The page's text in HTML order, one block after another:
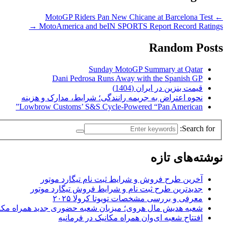
←
MotoAmerica and beIN SPORTS Report Record Ratings
→
Random Posts
Sunday MotoGP Summary at Qatar
Dani Pedrosa Runs Away with the Spanish GP
قیمت بنزین در ایران (1404)
نحوه اعتراض به جریمه رانندگی؛ شرایط، مدارک و هزینه
Lowbrow Customs’ S&S Cycle-Powered “Pan American”
Search for:
نوشته‌های تازه
آخرین طرح فروش و شرایط ثبت نام تیگارد موتور
جدیدترین طرح ثبت نام و شرایط فروش تیگارد موتور
معرفی و بررسی مشخصات تویوتا کرولا ۲۰۲۵
شعبه هدیش مال هروی؛ میزبان شعبه حضوری جدید همراه
افتتاح شعبه ای‌وان همراه مکانیک در فرمانیه